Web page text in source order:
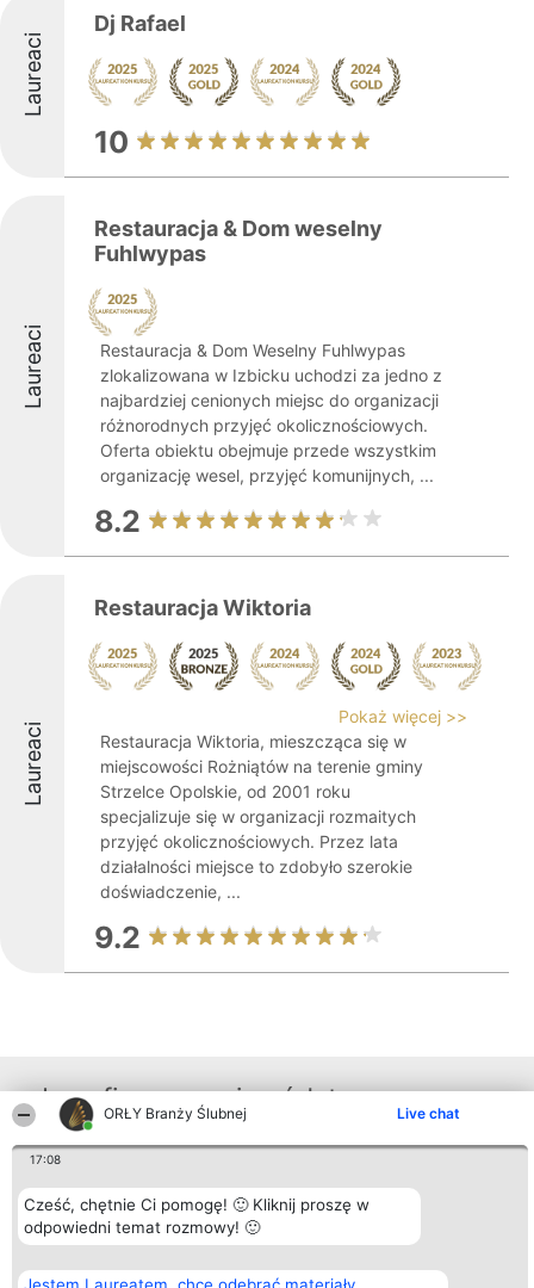
ORŁY Branży Ślubnej Live chat
17:08
Cześć, chętnie Ci pomogę! 🙂 Kliknij proszę w
odpowiedni temat rozmowy! 🙂
Laureaci
Dj Rafael
10
Laureaci
Restauracja & Dom weselny
Fuhlwypas
Restauracja & Dom Weselny Fuhlwypas
zlokalizowana w Izbicku uchodzi za jedno z
najbardziej cenionych miejsc do organizacji
różnorodnych przyjęć okolicznościowych.
Oferta obiektu obejmuje przede wszystkim
organizację wesel, przyjęć komunijnych, ...
8.2
Laureaci
Restauracja Wiktoria
Pokaż więcej >>
Restauracja Wiktoria, mieszcząca się w
miejscowości Rożniątów na terenie gminy
Strzelce Opolskie, od 2001 roku
specjalizuje się w organizacji rozmaitych
przyjęć okolicznościowych. Przez lata
działalności miejsce to zdobyło szerokie
doświadczenie, ...
9.2
Inne firmy z województwa
Bright Side Solutions sp. z o.
o. sp. k.
ul. Ruska 22
Wrocław 50-079
381313360 | NIP 8943132676
Laureaci
Lista
wszystkich
Laureatów
Regulamin